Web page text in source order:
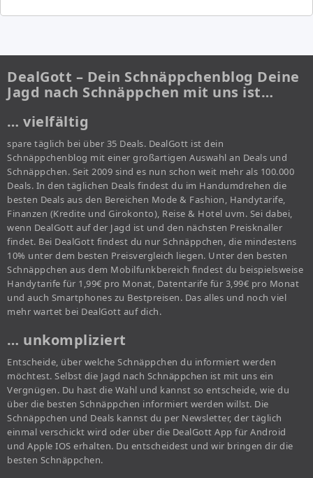
DealGott – Dein Schnäppchenblog Deine
Jagd nach Schnäppchen mit uns ist…
… vielfältig
spare täglich bei über 35 Deals. DealGott ist dein
Schnäppchenblog mit einer großartigen Auswahl an Deals und
Schnäppchen. Seit 2009 sind es nun schon weit mehr als 100.000
Deals. In den täglichen Deals findest du im Handumdrehen die
besten Deals aus den Bereichen Mode & Fashion, Handytarife,
Finanzen (Kredite und Girokonto), Reise & Hotel uvm. Sei dabei,
wenn DealGott auf der Jagd ist und den nächsten Preisknaller
findet. Bei DealGott findest du nur Schnäppchen, die mindestens
10% unter dem besten Preisvergleich liegen. Unter den besten
Schnäppchen aus dem Mobilfunkbereich findest du beispielsweise
Handytarife für 1,99€ pro Monat, Datentarife für 3,99€ pro Monat
und auch Smartphones zu Bestpreisen. Das alles und noch viel
mehr wartet bei DealGott auf dich.
… unkompliziert
Entscheide, über welche Schnäppchen du informiert werden
möchtest. Selbst die Jagd nach Schnäppchen ist mit uns ein
Vergnügen. Du hast die Wahl und kannst so entscheide, wie du
über die besten Schnäppchen informiert werden willst. Die
Schnäppchen und Deals kannst du per Newsletter, der täglich
einmal verschickt wird oder über die DealGott App für Android
und Apple IOS erhalten. Du entscheidest und wir bringen dir die
besten Schnäppchen.